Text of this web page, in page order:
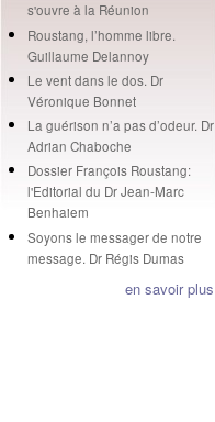
s'ouvre à la Réunion
Roustang, l’homme libre.
Guillaume Delannoy
Le vent dans le dos. Dr
Véronique Bonnet
La guérison n’a pas d’odeur. Dr
Adrian Chaboche
Dossier François Roustang:
l'Editorial du Dr Jean-Marc
Benhaiem
Soyons le messager de notre
message. Dr Régis Dumas
en savoir plus